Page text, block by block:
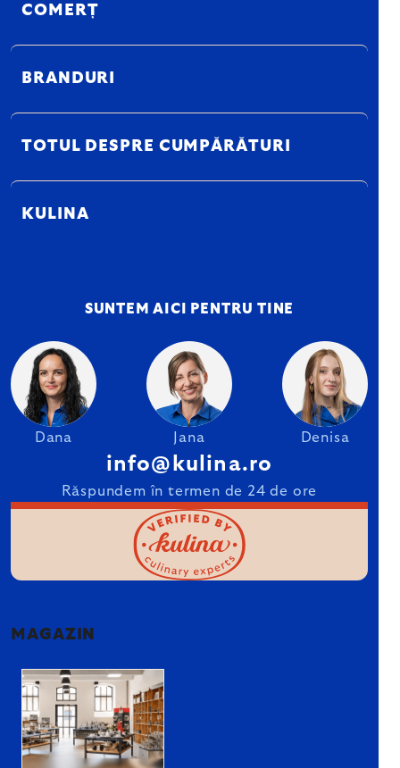
COMERȚ
BRANDURI
TOTUL DESPRE CUMPĂRĂTURI
KULINA
SUNTEM AICI PENTRU TINE
Dana Jana Denisa
info@kulina.ro
Răspundem în termen de 24 de ore
MAGAZIN